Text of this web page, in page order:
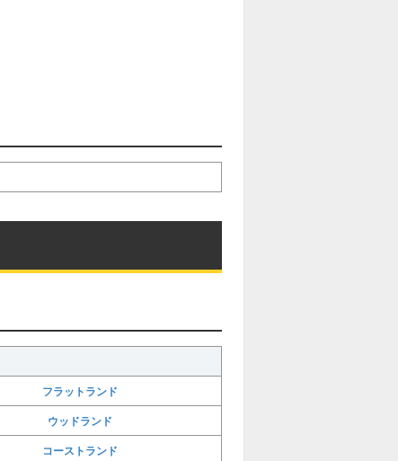
フラットランド
ウッドランド
コーストランド